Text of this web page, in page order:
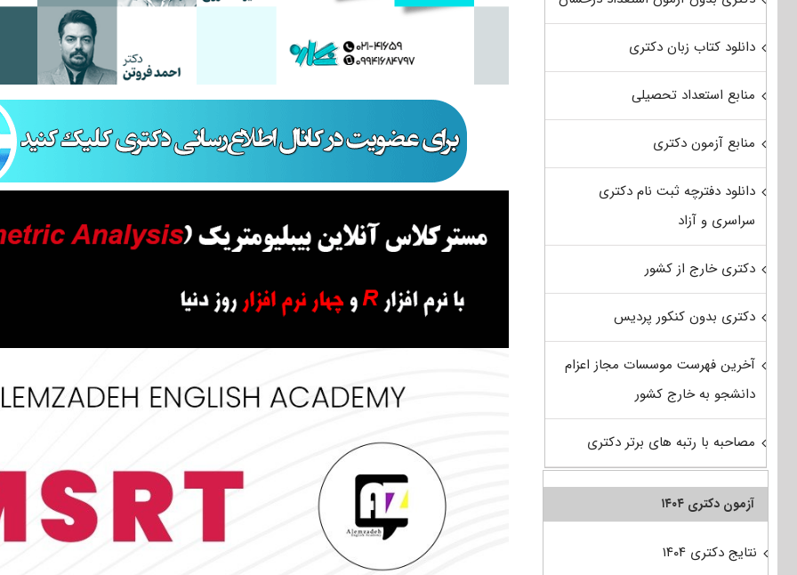
دانلود کتاب زبان دکتری
منابع استعداد تحصیلی
منابع آزمون دکتری
دانلود دفترچه ثبت نام دکتری
سراسری و آزاد
دکتری خارج از کشور
دکتری بدون کنکور پردیس
آخرین فهرست موسسات مجاز اعزام
دانشجو به خارج کشور
مصاحبه با رتبه های برتر دکتری
آزمون دکتری ۱۴۰۴
نتایج دکتری ۱۴۰۴